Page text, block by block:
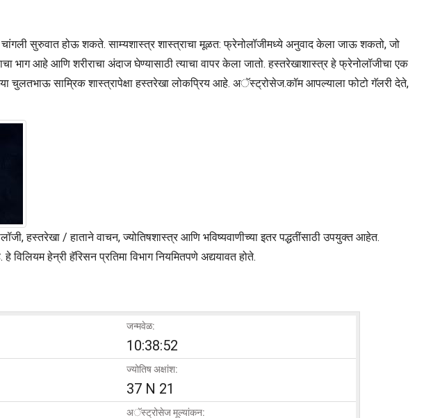
चांगली सुरुवात होऊ शकते. साम्यशास्त्र शास्त्राचा मूळत: फ्रेनोलॉजीमध्ये अनुवाद केला जाऊ शकतो, जो
भाग आहे आणि शरीराचा अंदाज घेण्यासाठी त्याचा वापर केला जातो. हस्तरेखाशास्त्र हे फ्रेनोलॉजीचा एक
चुलतभाऊ साम्रिक शास्त्रापेक्षा हस्तरेखा लोकप्रिय आहे. अॅस्ट्रोसेज.कॉम आपल्याला फोटो गॅलरी देते,
हस्तरेखा / हाताने वाचन, ज्योतिषशास्त्र आणि भविष्यवाणीच्या इतर पद्धतींसाठी उपयुक्त आहेत.
हेन्री हॅरिसन प्रतिमा विभाग नियमितपणे अद्ययावत होते.
जन्मवेळ:
10:38:52
ज्योतिष अक्षांश:
37 N 21
अॅस्ट्रोसेज मूल्यांकन: